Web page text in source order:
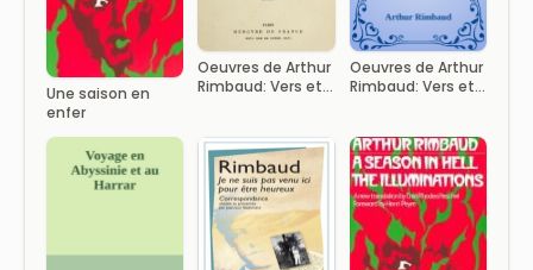
Une saison en
enfer
Oeuvres de Arthur
Rimbaud: Vers et
originaux et les
premières
éditions mises en
ordre et annotées
par Paterne
Berrichon;
poèmes retrouvés
Oeuvres de Arthur
Rimbaud: Vers et
originaux et les
premières
éditions mises en
ordre et annotées
par Paterne
Berrichon;
poèmes retrouvés